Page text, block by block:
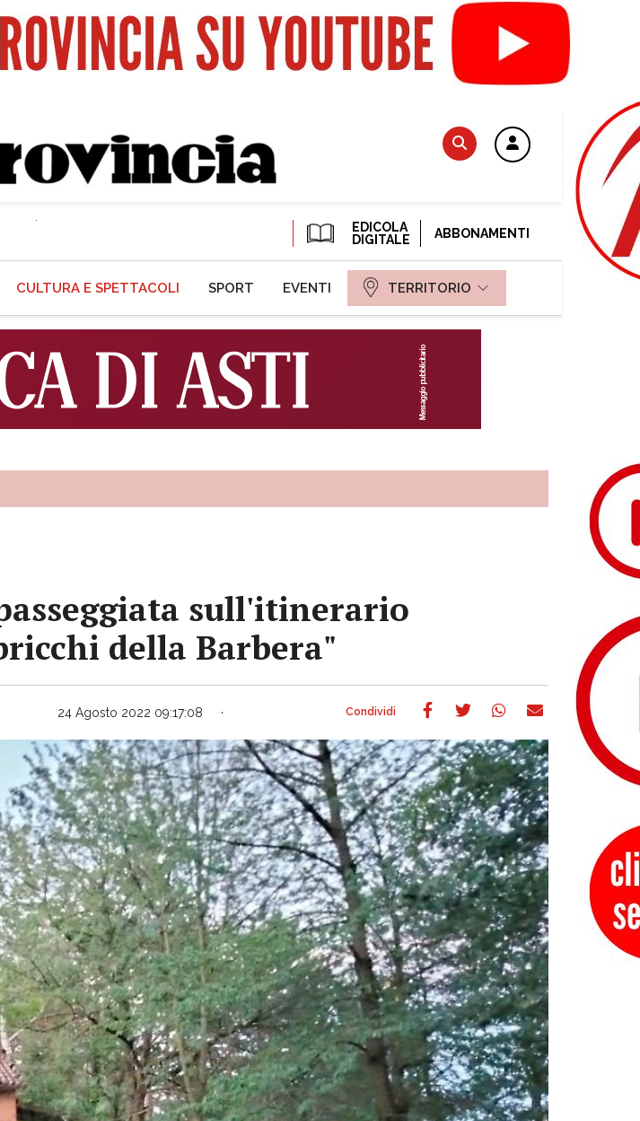
EDICOLA
DIGITALE
ABBONAMENTI
CULTURA E SPETTACOLI SPORT EVENTI TERRITORIO
sull'itinerario
della Barbera"
24 Agosto 2022 09:17:08